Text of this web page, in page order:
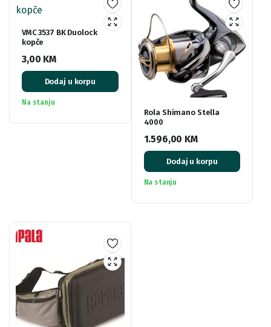
VMC 3537 BK Duolock
kopče
3,00 KM
Dodaj u korpu
Na stanju
Rola Shimano Stella
4000
1.596,00 KM
Dodaj u korpu
Na stanju